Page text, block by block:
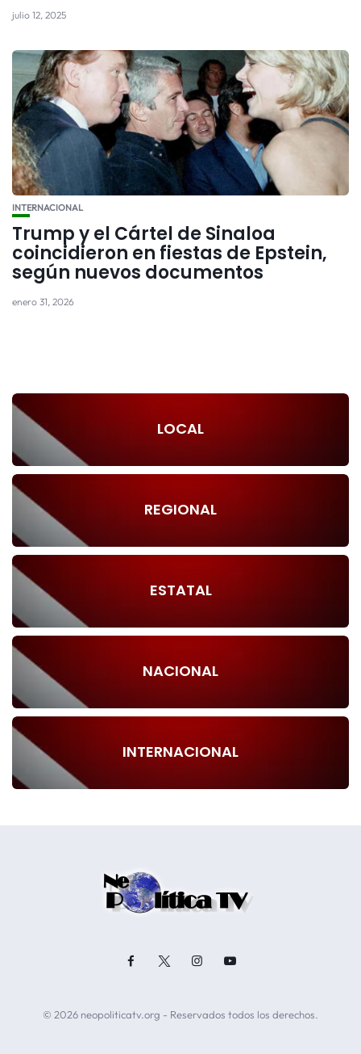
julio 12, 2025
INTERNACIONAL
Trump y el Cártel de Sinaloa
coincidieron en fiestas de Epstein,
según nuevos documentos
enero 31, 2026
LOCAL
REGIONAL
ESTATAL
NACIONAL
INTERNACIONAL
© 2026 neopoliticatv.org - Reservados todos los derechos.